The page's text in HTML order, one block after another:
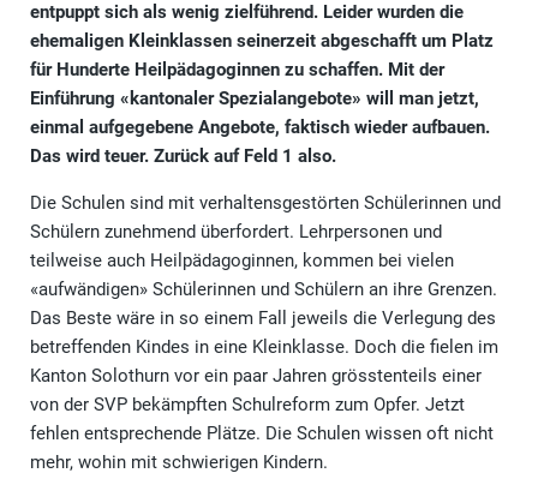
entpuppt sich als wenig zielführend. Leider wurden die
ehemaligen Kleinklassen seinerzeit abgeschafft um Platz
für Hunderte Heilpädagoginnen zu schaffen. Mit der
Einführung «kantonaler Spezialangebote» will man jetzt,
einmal aufgegebene Angebote, faktisch wieder aufbauen.
Das wird teuer. Zurück auf Feld 1 also.
Die Schulen sind mit verhaltensgestörten Schülerinnen und
Schülern zunehmend überfordert. Lehrpersonen und
teilweise auch Heilpädagoginnen, kommen bei vielen
«aufwändigen» Schülerinnen und Schülern an ihre Grenzen.
Das Beste wäre in so einem Fall jeweils die Verlegung des
betreffenden Kindes in eine Kleinklasse. Doch die fielen im
Kanton Solothurn vor ein paar Jahren grösstenteils einer
von der SVP bekämpften Schulreform zum Opfer. Jetzt
fehlen entsprechende Plätze. Die Schulen wissen oft nicht
mehr, wohin mit schwierigen Kindern.